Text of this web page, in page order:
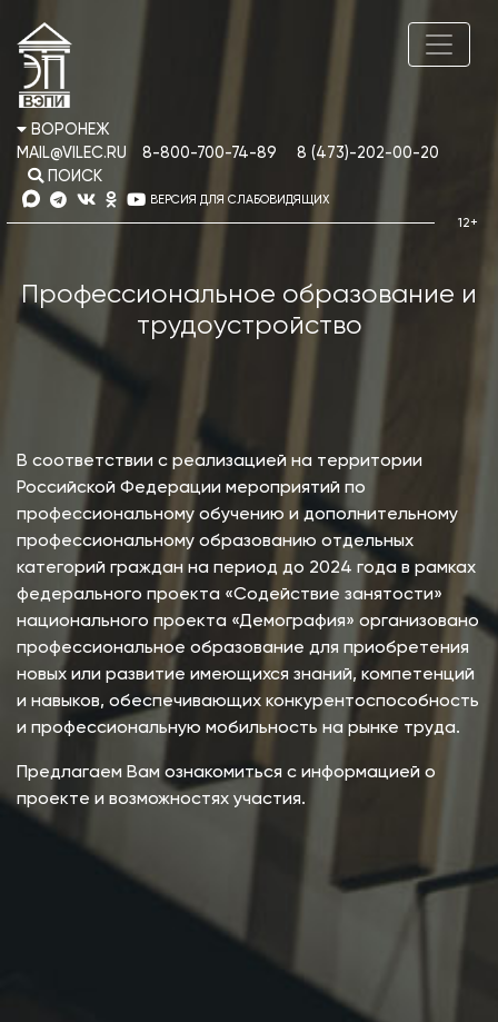
ВОРОНЕЖ
MAIL@VILEC.RU
8-800-700-74-89
8 (473)-202-00-20
ПОИСК
ВЕРСИЯ ДЛЯ СЛАБОВИДЯЩИХ
Профессиональное образование и
трудоустройство
В соответствии с реализацией на территории
Российской Федерации мероприятий по
профессиональному обучению и дополнительному
профессиональному образованию отдельных
категорий граждан на период до 2024 года в рамках
федерального проекта «Содействие занятости»
национального проекта «Демография» организовано
профессиональное образование для приобретения
новых или развитие имеющихся знаний, компетенций
и навыков, обеспечивающих конкурентоспособность
и профессиональную мобильность на рынке труда.
Предлагаем Вам ознакомиться с информацией о
проекте и возможностях участия.